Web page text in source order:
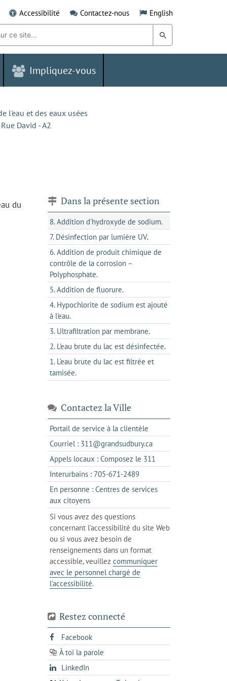
Accessibilité Contactez-nous English
Rechercher
dans
Grand
Impliquez-vous
l'eau et des eaux usées
David - A2
du
Dans la présente section
8. Addition d'hydroxyde de sodium.
7. Désinfection par lumière UV.
6. Addition de produit chimique de
contrôle de la corrosion –
Polyphosphate.
5. Addition de fluorure.
4. Hypochlorite de sodium est ajouté
à l'eau.
3. Ultrafiltration par membrane.
2. L'eau brute du lac est désinfectée.
1. L'eau brute du lac est filtrée et
tamisée.
Contactez la Ville
Portail de service à la clientèles'ouvre
dans
un
nouvel
Courriel : 311@grandsudbury.cas'ouvre
dans
votre
de
Appels locaux : Composez le 311
dans
un
client
téléphone
Interurbains : 705-671-2489s'ouvre
dans
client
votre
En personne : Centres de services
aux citoyenss'ouvre
dans
l'onglet
actuel
Si vous avez des questions
concernant l'accessibilité du site Web
ou si vous avez besoin de
renseignements dans un format
accessible, veuillez communiquer
avec le personnel chargé de
l'accessibilité.
Restez connecté
Facebooks'ouvre
dans
un
À toi la parole
opens
in
LinkedInopens
in